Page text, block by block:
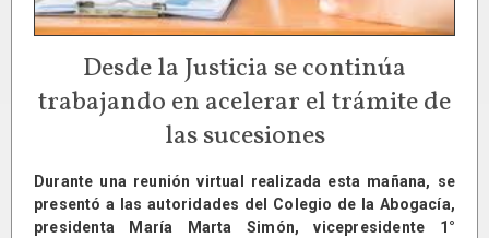
Desde la Justicia se continúa
trabajando en acelerar el trámite de
las sucesiones
Durante una reunión virtual realizada esta mañana, se
presentó a las autoridades del Colegio de la Abogacía,
presidenta María Marta Simón, vicepresidente 1°